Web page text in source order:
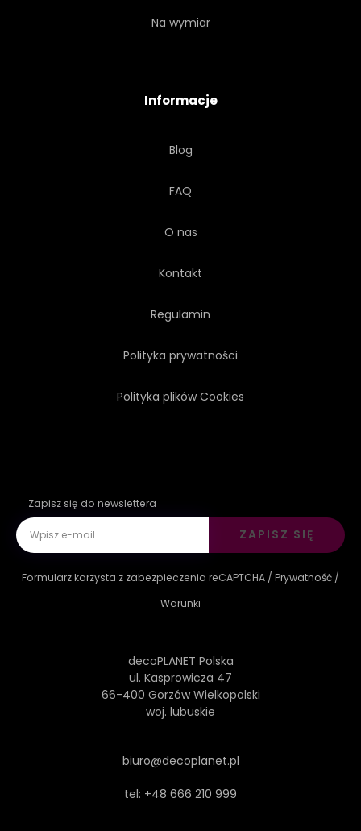
Na wymiar
Informacje
Blog
FAQ
O nas
Kontakt
Regulamin
Polityka prywatności
Polityka plików Cookies
Zapisz się do newslettera
ZAPISZ SIĘ
Formularz korzysta z zabezpieczenia reCAPTCHA / Prywatność /
Warunki
decoPLANET Polska
ul. Kasprowicza 47
66-400 Gorzów Wielkopolski
woj. lubuskie
biuro@decoplanet.pl
tel: +48 666 210 999